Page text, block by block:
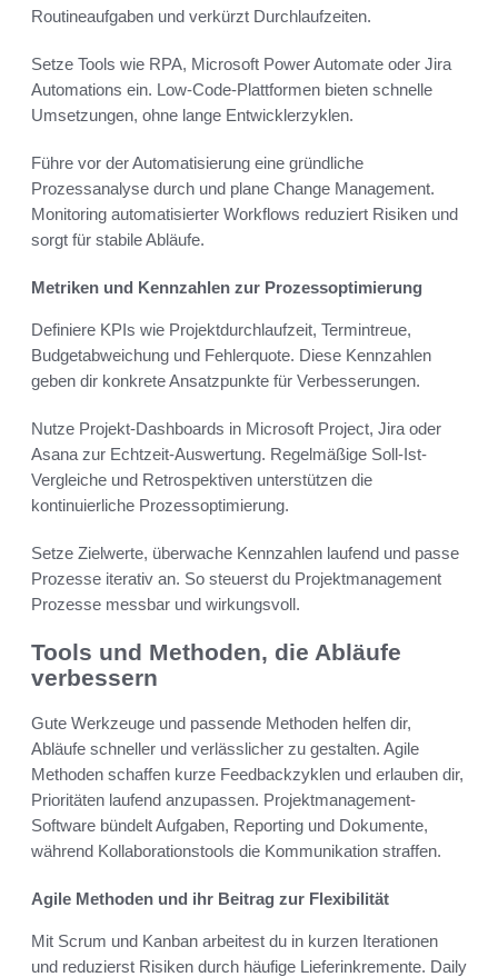
Routineaufgaben und verkürzt Durchlaufzeiten.
Setze Tools wie RPA, Microsoft Power Automate oder Jira
Automations ein. Low-Code-Plattformen bieten schnelle
Umsetzungen, ohne lange Entwicklerzyklen.
Führe vor der Automatisierung eine gründliche
Prozessanalyse durch und plane Change Management.
Monitoring automatisierter Workflows reduziert Risiken und
sorgt für stabile Abläufe.
Metriken und Kennzahlen zur Prozessoptimierung
Definiere KPIs wie Projektdurchlaufzeit, Termintreue,
Budgetabweichung und Fehlerquote. Diese Kennzahlen
geben dir konkrete Ansatzpunkte für Verbesserungen.
Nutze Projekt-Dashboards in Microsoft Project, Jira oder
Asana zur Echtzeit-Auswertung. Regelmäßige Soll-Ist-
Vergleiche und Retrospektiven unterstützen die
kontinuierliche Prozessoptimierung.
Setze Zielwerte, überwache Kennzahlen laufend und passe
Prozesse iterativ an. So steuerst du Projektmanagement
Prozesse messbar und wirkungsvoll.
Tools und Methoden, die Abläufe
verbessern
Gute Werkzeuge und passende Methoden helfen dir,
Abläufe schneller und verlässlicher zu gestalten. Agile
Methoden schaffen kurze Feedbackzyklen und erlauben dir,
Prioritäten laufend anzupassen. Projektmanagement-
Software bündelt Aufgaben, Reporting und Dokumente,
während Kollaborationstools die Kommunikation straffen.
Agile Methoden und ihr Beitrag zur Flexibilität
Mit Scrum und Kanban arbeitest du in kurzen Iterationen
und reduzierst Risiken durch häufige Lieferinkremente. Daily